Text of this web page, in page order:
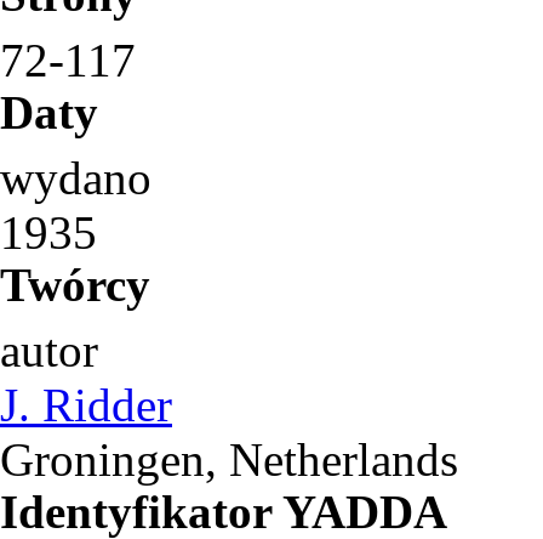
72-117
Daty
wydano
1935
Twórcy
autor
J. Ridder
Groningen, Netherlands
Identyfikator YADDA